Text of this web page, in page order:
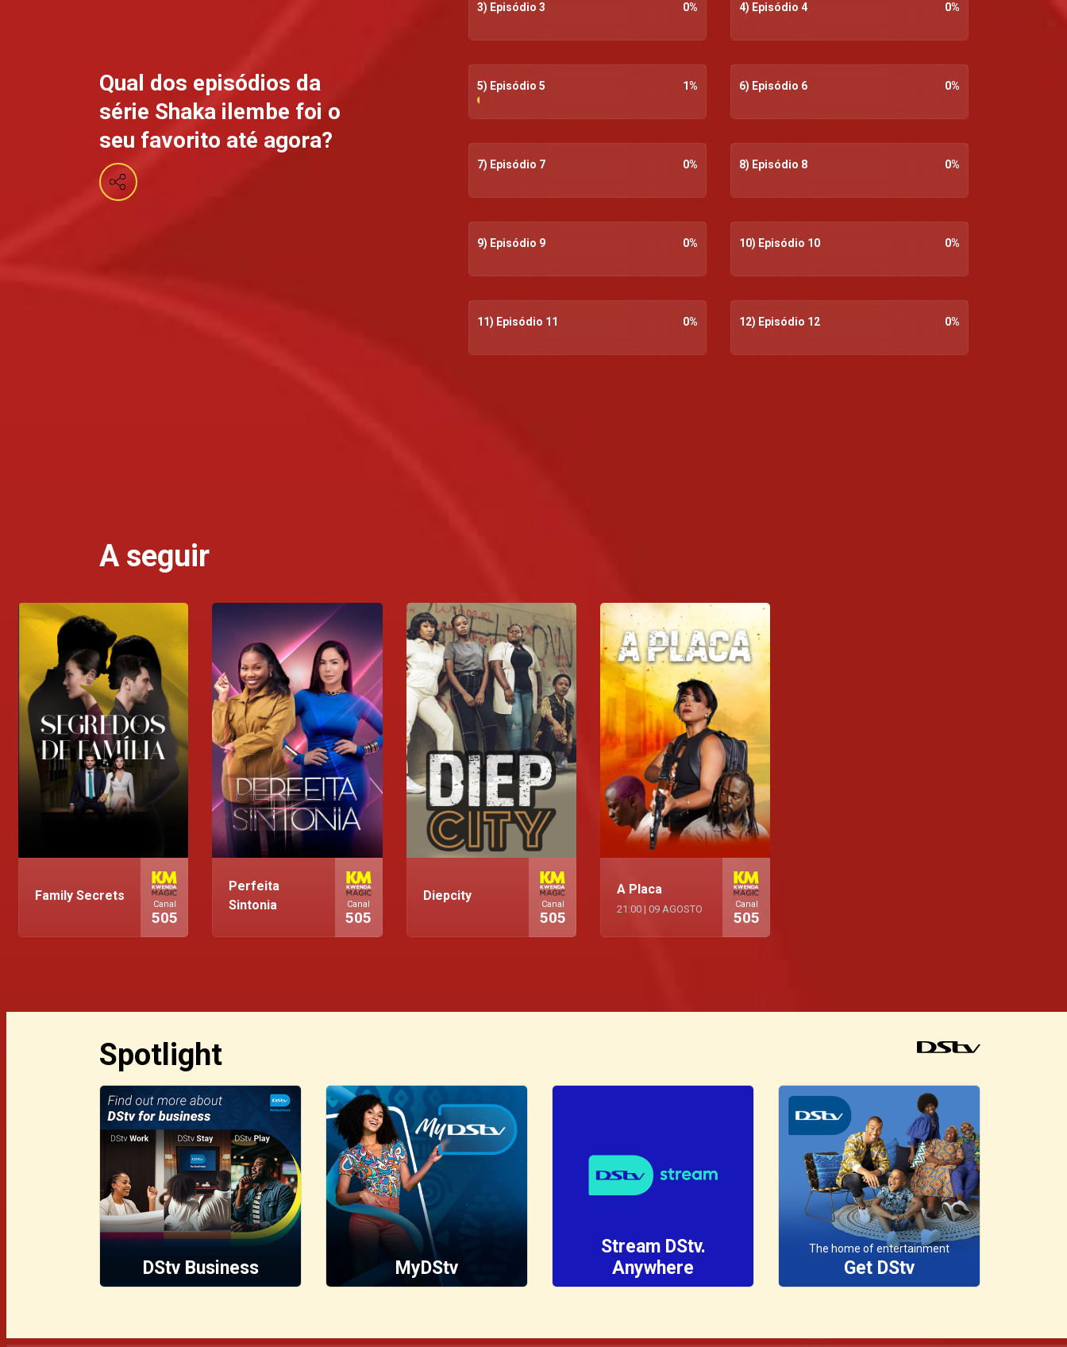
Qual dos episódios da
série Shaka ilembe foi o
seu favorito até agora?
3) Episódio 3 0% 4) Episódio 4 0%
5) Episódio 5 1% 6) Episódio 6 0%
7) Episódio 7 0% 8) Episódio 8 0%
9) Episódio 9 0% 10) Episódio 10 0%
11) Episódio 11 0% 12) Episódio 12 0%
A seguir
Family Secrets
Canal
505
Perfeita
Sintonia
Canal
505
Diepcity
Canal
505
A Placa
21:00 | 09 AGOSTO Canal
505
Spotlight
DStv Business MyDStv
Stream DStv.
Anywhere
The home of entertainment
Get DStv